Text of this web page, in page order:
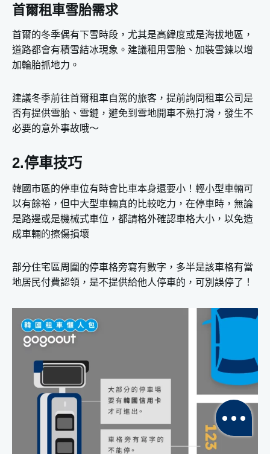
首爾租車雪胎需求
首爾的冬季偶有下雪時段，尤其是高緯度或是海拔地區，
道路都會有積雪結冰現象。建議租用雪胎、加裝雪鍊以增
加輪胎抓地力。
建議冬季前往首爾租車自駕的旅客，提前詢問租車公司是
否有提供雪胎、雪鏈，避免到雪地開車不熟打滑，發生不
必要的意外事故哦～
2.停車技巧
韓國市區的停車位有時會比車本身還要小！輕小型車輛可
以有餘裕，但中大型車輛真的比較吃力，在停車時，無論
是路邊或是機械式車位，都請格外確認車格大小，以免造
成車輛的擦傷損壞
部分住宅區周圍的停車格旁寫有數字，多半是該車格有當
地居民付費認領，是不提供給他人停車的，可別誤停了！